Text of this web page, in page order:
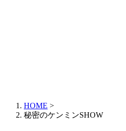
HOME >
秘密のケンミンSHOW